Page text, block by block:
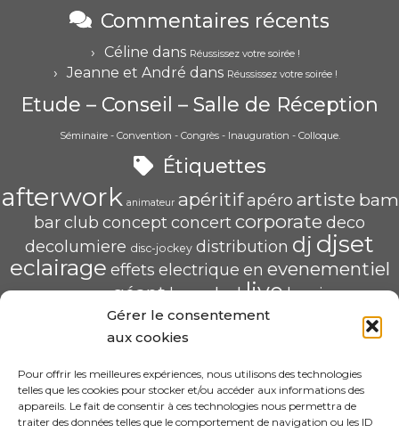
Gérer le consentement
aux cookies
Pour offrir les meilleures expériences, nous utilisons des technologies
telles que les cookies pour stocker et/ou accéder aux informations des
appareils. Le fait de consentir à ces technologies nous permettra de
traiter des données telles que le comportement de navigation ou les ID
Commentaires récents
Céline dans Réussissez votre soirée !
Jeanne et André dans Réussissez votre soirée !
Etude – Conseil – Salle de Réception
Séminaire - Convention - Congrès - Inauguration - Colloque.
Étiquettes
afterwork animateur apéritif apéro artiste bam
barclub conceptconcertcorporate deco
decolumiere disc-jockey distribution dj djset
eclairage effets electrique en evenementiel
groupegéanthaugledlivelumiere
mariagemise mix pau POP U L'AIR radio
saschahaugscenique soirée
spécialiste structure video écran
HAUG Sascha Animation
11 Rue ADA BYRON 64000 PAU